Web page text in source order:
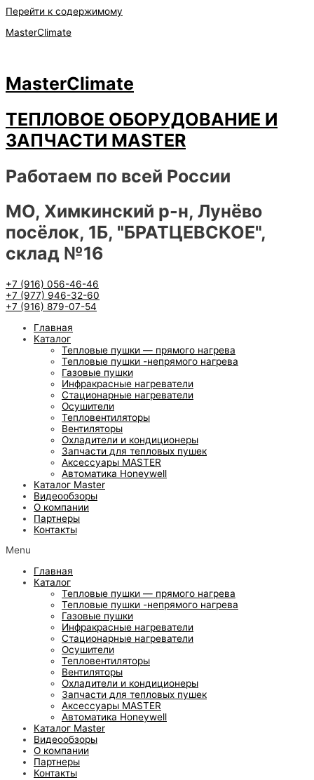
Перейти к содержимому
MasterClimate
MasterClimate
ТЕПЛОВОЕ ОБОРУДОВАНИЕ И
ЗАПЧАСТИ MASTER
Работаем по всей России
МО, Химкинский р-н, Лунёво
посёлок, 1Б, "БРАТЦЕВСКОЕ",
склад №16
+7 (916) 056-46-46
+7 (977) 946-32-60
+7 (916) 879-07-54
Главная
Каталог
Тепловые пушки — прямого нагрева
Тепловые пушки -непрямого нагрева
Газовые пушки
Инфракрасные нагреватели
Стационарные нагреватели
Осушители
Тепловентиляторы
Вентиляторы
Охладители и кондиционеры
Запчасти для тепловых пушек
Аксессуары MASTER
Автоматика Honeywell
Каталог Master
Видеообзоры
О компании
Партнеры
Контакты
Menu
Главная
Каталог
Тепловые пушки — прямого нагрева
Тепловые пушки -непрямого нагрева
Газовые пушки
Инфракрасные нагреватели
Стационарные нагреватели
Осушители
Тепловентиляторы
Вентиляторы
Охладители и кондиционеры
Запчасти для тепловых пушек
Аксессуары MASTER
Автоматика Honeywell
Каталог Master
Видеообзоры
О компании
Партнеры
Контакты